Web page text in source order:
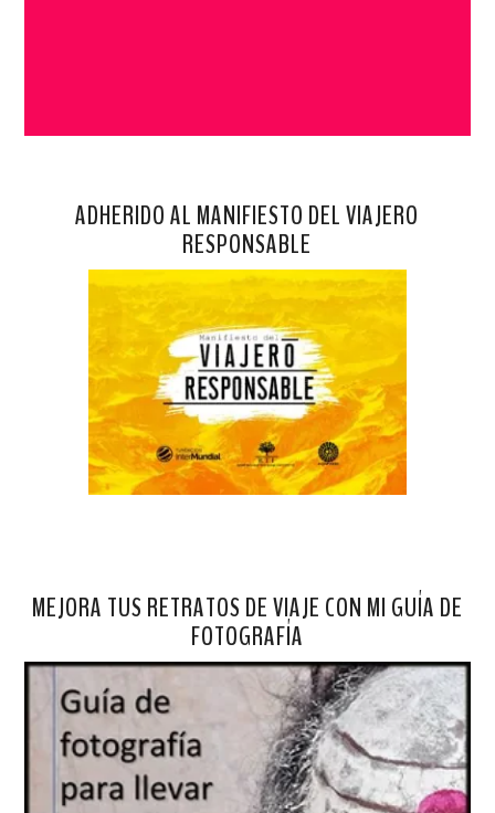
ADHERIDO AL MANIFIESTO DEL VIAJERO
RESPONSABLE
MEJORA TUS RETRATOS DE VIAJE CON MI GUÍA DE
FOTOGRAFÍA